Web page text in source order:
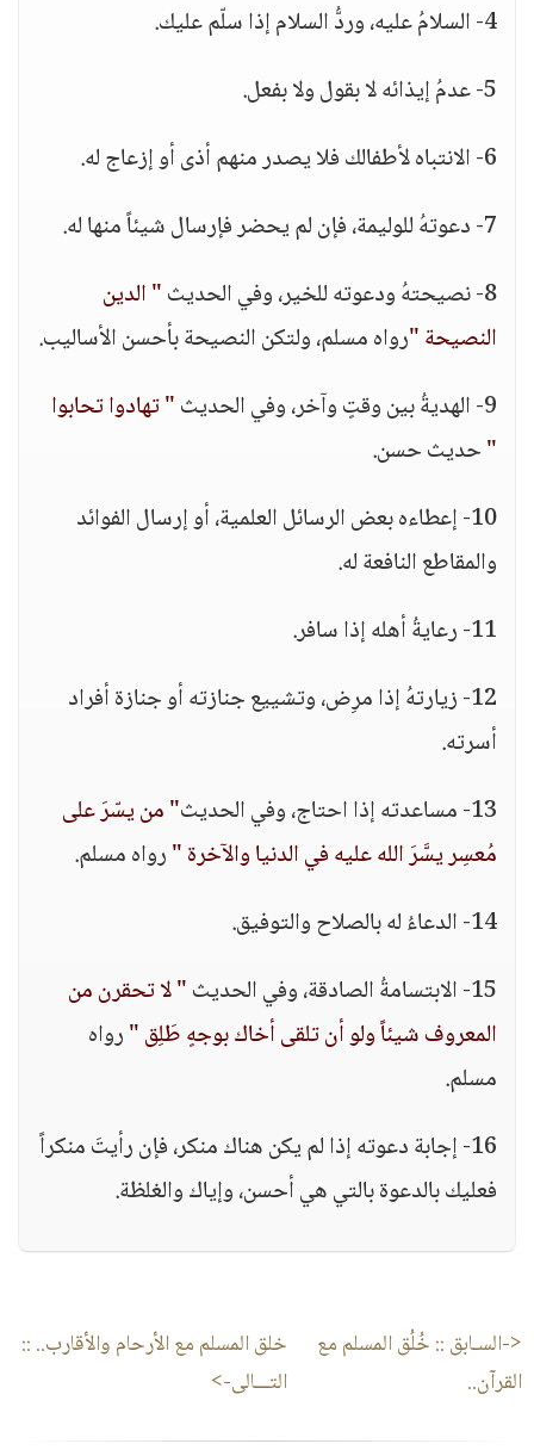
4- السلامُ عليه، وردُّ السلام إذا سلّم عليك.
5- عدمُ إيذائه لا بقول ولا بفعل.
6- الانتباه لأطفالك فلا يصدر منهم أذى أو إزعاج له.
7- دعوتهُ للوليمة، فإن لم يحضر فإرسال شيئاً منها له.
8- نصيحتهُ ودعوته للخير، وفي الحديث
" الدين
النصيحة "رواه مسلم، ولتكن النصيحة بأحسن الأساليب.
9- الهديةُ بين وقتٍ وآخر، وفي الحديث
" تهادوا تحابوا
"حديث حسن.
10- إعطاءه بعض الرسائل العلمية، أو إرسال الفوائد
والمقاطع النافعة له.
11- رعايةُ أهله إذا سافر.
12- زيارتهُ إذا مرِض، وتشييع جنازته أو جنازة أفراد
أسرته.
13- مساعدته إذا احتاج، وفي الحديث
" من يسّرَ على
مُعسِر يسَّرَ الله عليه في الدنيا والآخرة "رواه مسلم.
14- الدعاءُ له بالصلاح والتوفيق.
15- الابتسامةُ الصادقة، وفي الحديث
" لا تحقرن من
المعروف شيئاً ولو أن تلقى أخاك بوجهٍ طَلِق "رواه
مسلم.
16- إجابة دعوته إذا لم يكن هناك منكر، فإن رأيتَ منكراً
فعليك بالدعوة بالتي هي أحسن، وإياك والغلظة.
<-السـابق :: خُلُق المسلم مع
القرآن..
خلق المسلم مع الأرحام والأقارب.. ::
التـــالى->